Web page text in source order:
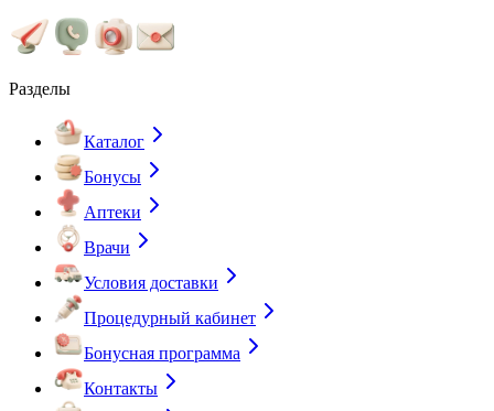
Разделы
Каталог
Бонусы
Аптеки
Врачи
Условия доставки
Процедурный кабинет
Бонусная программа
Контакты